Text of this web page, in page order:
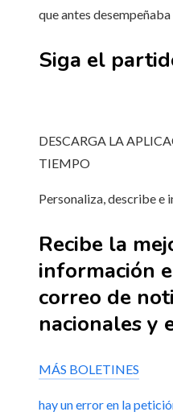
que antes desempeñaba
Siga el
DESCARGA LA
TIEMPO
Personaliza, describe e
Recibe la
información
correo de
nacionales y
MÁS BOLETINES
hay un error en la